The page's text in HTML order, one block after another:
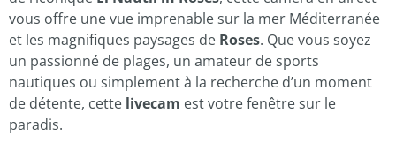
vous offre une vue imprenable sur la mer Méditerranée
et les magnifiques paysages de Roses. Que vous soyez
un passionné de plages, un amateur de sports
nautiques ou simplement à la recherche d’un moment
de détente, cette livecam est votre fenêtre sur le
paradis.